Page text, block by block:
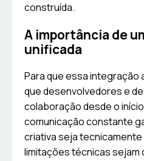
construída.
A importância de
unificada
Para que essa integração
que desenvolvedores e
colaboração desde o
comunicação constante
criativa seja tecnicamente
limitações técnicas sejam